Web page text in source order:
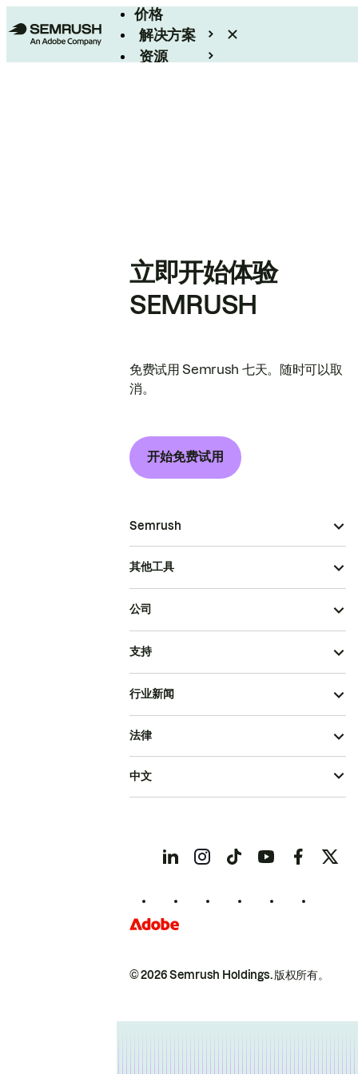
价格
解决方案
资源
立即开始体验
SEMRUSH
免费试用 Semrush 七天。随时可以取
消。
开始免费试用
Semrush
其他工具
公司
支持
行业新闻
© 2026 Semrush Holdings.版权所有。
法律
中文